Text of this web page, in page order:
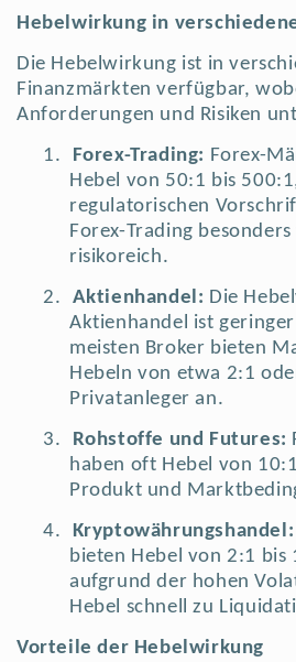
Hebelwirkung in
Die Hebelwirkung ist in
Finanzmärkten verfügbar,
Anforderungen und Risiken
1.
Forex-Trading: Forex-
Hebel von 50:1 bis
regulatorischen
Forex-Trading
risikoreich.
2.
Aktienhandel: Die
Aktienhandel ist
meisten Broker bieten
Hebeln von etwa 2:1
Privatanleger an.
3.
Rohstoffe und Futures:
haben oft Hebel von
Produkt und
4.
Kryptowährungshandel:
bieten Hebel von 2:1 bis
aufgrund der hohen
Hebel schnell zu
Vorteile der Hebelwirkung